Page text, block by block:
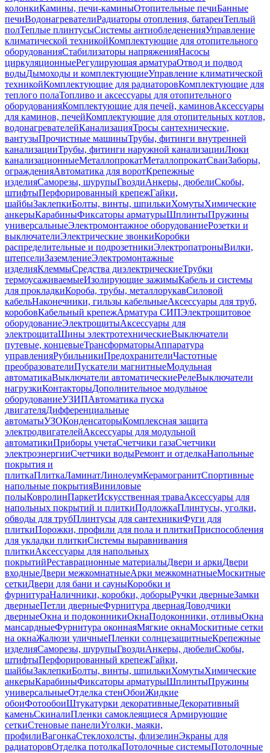
колонкиКамины, печи-каминыОтопительные печиБанные
печиВодонагревателиРадиаторы отопления, батареиТеплый
полТеплые плинтусыСистемы антиобледененияУправление
климатической техникойКомплектующие для отопительного
оборудованияСтабилизаторы напряженияНасосы
циркуляционныеРегулирующая арматураОтвод и подвод
водыДымоходы и комплектующиеУправление климатической
техникойКомплектующие для радиаторовКомплектующие для
теплого полаТопливо и аксессуары для отопительного
оборудованияКомплектующие для печей, каминовАксессуары
для каминов, печейКомплектующие для отопительных котлов,
водонагревателейКанализацияТросы сантехнические,
вантузыПрочистные машиныТрубы, фитинги внутренней
канализацииТрубы, фитинги наружной канализацииЛюки
канализационныеМеталлопрокатМеталлопрокатСваиЗаборы,
огражденияАвтоматика для воротКрепежные
изделияСаморезы, шурупыГвоздиАнкеры, дюбелиСкобы,
штифтыПерфорированный крепежГайки,
шайбыЗаклепкиБолты, винты, шпилькиХомутыХимические
анкерыКарабиныФиксаторы арматурыШплинтыПружины
универсальныеЭлектромонтажное оборудованиеРозетки и
выключателиЭлектрические звонкиКоробки
распределительные и подрозетникиЭлектропатроныВилки,
штепселиЗаземлениеЭлектромонтажные
изделияКлеммыСредства диэлектрическиеТрубки
термоусаживаемыеИзолирующие зажимыКабель и системы
для прокладкиКороба, трубы, металлорукавСиловой
кабельНаконечники, гильзы кабельныеАксессуары для труб,
коробовКабельный крепежАрматура СИПЭлектрощитовое
оборудованиеЭлектрощитыАксессуары для
электрощитаШины электротехническиеВыключатели
путевые, концевыеТрансформаторыАппаратура
управленияРубильникиПредохранителиЧастотные
преобразователиПускатели магнитныеМодульная
автоматикаВыключатели автоматическиеРелеВыключатели
нагрузкиКонтакторыДополнительное модульное
оборудованиеУЗИПАвтоматика пуска
двигателяДифференциальные
автоматыУЗОКонденсаторыКомплексная защита
электродвигателейАксессуары для модульной
автоматикиПриборы учетаСчетчики газаСчетчики
электроэнергииСчетчики водыРемонт и отделкаНапольные
покрытия и
плиткаПлиткаЛаминатЛинолеумКерамогранитСпортивные
напольные покрытияВиниловые
полыКовролинПаркетИскусственная траваАксессуары для
напольных покрытий и плиткиПодложкаПлинтусы, уголки,
обводы для трубПлинтусы для сантехникиФуги для
плиткиПорожки, профили для пола и плиткиПриспособления
для укладки плиткиСистемы выравнивания
плиткиАксессуары для напольных
покрытийРеставрационные материалыДвери и аркиДвери
входныеДвери межкомнатныеАрки межкомнатныеМоскитные
сеткиДвери для бани и сауныКоробки и
фурнитураНаличники, коробки, доборыРучки дверныеЗамки
дверныеПетли дверныеФурнитура двернаяДоводчики
дверныеОкна и подоконникиОкнаПодоконники, отливыОкна
мансардныеФурнитура оконнаяМягкие окнаМоскитные сетки
на окнаЖалюзи уличныеПленки солнцезащитныеКрепежные
изделияСаморезы, шурупыГвоздиАнкеры, дюбелиСкобы,
штифтыПерфорированный крепежГайки,
шайбыЗаклепкиБолты, винты, шпилькиХомутыХимические
анкерыКарабиныФиксаторы арматурыШплинтыПружины
универсальныеОтделка стенОбоиЖидкие
обоиФотообоиШтукатурки декоративныеДекоративный
каменьСкиналиПленки самоклеящиеся Армирующие
сеткиСтеновые панелиУголки, маяки,
профилиВагонкаСтеклохолсты, флизелинЭкраны для
радиаторовОтделка потолкаПотолочные системыПотолочные